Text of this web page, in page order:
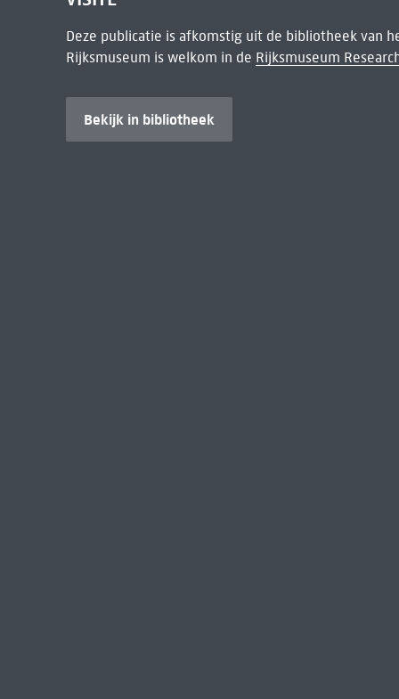
Deze publicatie is afkomstig uit de bibliotheek van
Rijksmuseum is welkom in de Rijksmuseum
Bekijk in bibliotheek